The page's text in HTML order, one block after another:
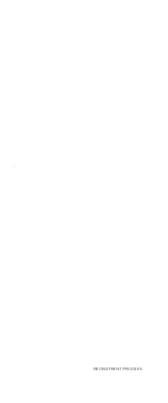
RECRUITMENT PROCESS